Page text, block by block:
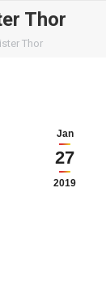
Thor
Thor
Jan
27
2019